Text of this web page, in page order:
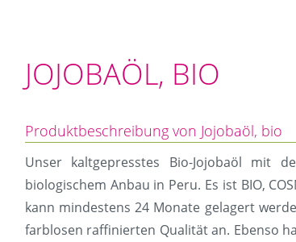
JOJOBAÖL, BIO
Produktbeschreibung von Jojobaöl, bio
Unser kaltgepresstes Bio-Jojobaöl mit
biologischem Anbau in Peru. Es ist BIO,
kann mindestens 24 Monate gelagert
farblosen raffinierten Qualität an. Ebenso